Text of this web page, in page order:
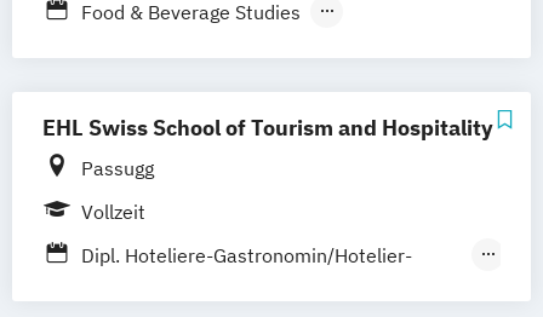
Food & Beverage Studies
Management
International Hotel & Design Management
International Hotel Operations
Management
EHL Swiss School of Tourism and Hospitality
Passugg
Vollzeit
Dipl. Hoteliere-Gastronomin/Hotelier-